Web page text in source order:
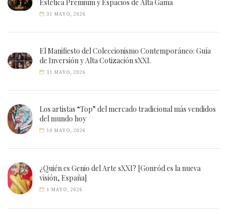
Estética Premium y Espacios de Alta Gama
31 MAYO, 2026
El Manifiesto del Coleccionismo Contemporáneo: Guía
de Inversión y Alta Cotización sXXI.
31 MAYO, 2026
Los artistas “Top” del mercado tradicional más vendidos
del mundo hoy
10 MAYO, 2026
¿Quién es Genio del Arte sXXI? [Gonród es la nueva
visión, España]
1 MAYO, 2026